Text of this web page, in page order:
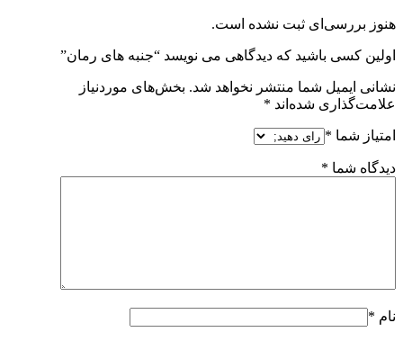
هنوز بررسی‌ای ثبت نشده است.
اولین کسی باشید که دیدگاهی می نویسد “جنبه های رمان”
نشانی ایمیل شما منتشر نخواهد شد. بخش‌های موردنیاز
علامت‌گذاری شده‌اند *
امتیاز شما *
دیدگاه شما *
نام *